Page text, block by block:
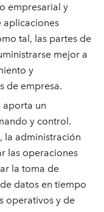
empresarial y
aplicaciones
tal, las partes de
mejor a
y
de empresa.
aporta un
y control.
, la administración
las operaciones
la toma de
datos en tiempo
operativos y de